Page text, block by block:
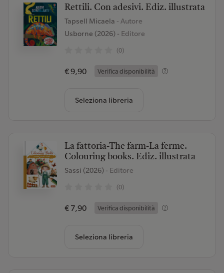
Rettili. Con adesivi. Ediz. illustrata
Tapsell Micaela - Autore
Usborne (2026)- Editore
(0)
€ 9,90 Verifica disponibilità
Seleziona libreria
La fattoria-The farm-La ferme.
Colouring books. Ediz. illustrata
Sassi (2026)- Editore
(0)
€ 7,90 Verifica disponibilità
Seleziona libreria